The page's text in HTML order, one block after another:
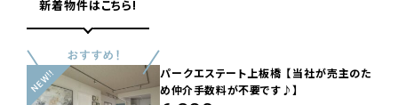
新着物件はこちら!
パークエステート上板橋 【当社が売主のた
め仲介手数料が不要です♪】